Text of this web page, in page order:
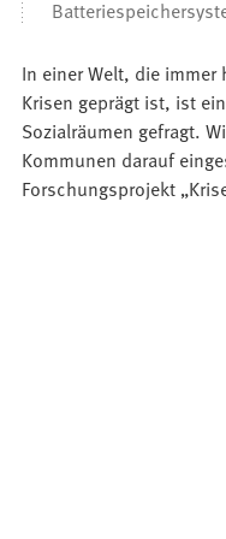
In einer Welt, die
Krisen geprägt ist, ist
Sozialräumen gefragt.
Kommunen darauf
Forschungsprojekt